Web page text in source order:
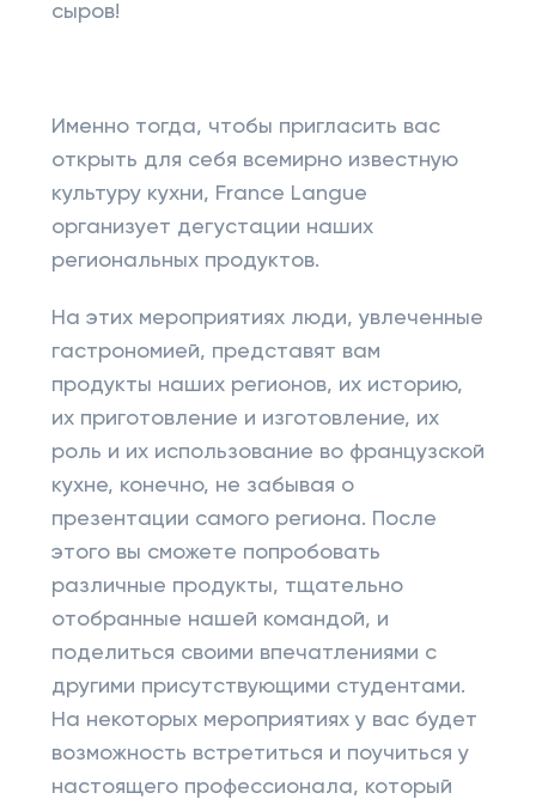
сыров!
Именно тогда, чтобы пригласить вас
открыть для себя всемирно известную
культуру кухни, France Langue
организует дегустации наших
региональных продуктов.
На этих мероприятиях люди, увлеченные
гастрономией, представят вам
продукты наших регионов, их историю,
их приготовление и изготовление, их
роль и их использование во французской
кухне, конечно, не забывая о
презентации самого региона. После
этого вы сможете попробовать
различные продукты, тщательно
отобранные нашей командой, и
поделиться своими впечатлениями с
другими присутствующими студентами.
На некоторых мероприятиях у вас будет
возможность встретиться и поучиться у
настоящего профессионала, который